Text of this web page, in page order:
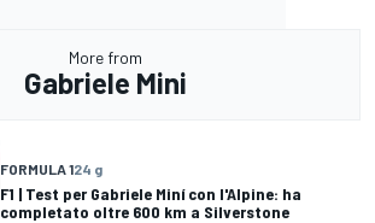
More from
Gabriele Mini
FORMULA 124 g
F1 | Test per Gabriele Miní con l'Alpine: ha
completato oltre 600 km a Silverstone